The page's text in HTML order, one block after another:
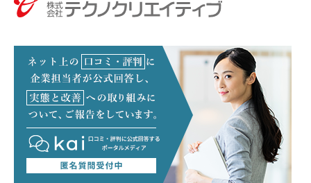
しかしながら、ご記入いただけなかった項目の内容次
個人情報の開示等のご請求及びお問合せについて
ご提出いただいた個人情報の開示・訂正・利用停止等
のご請求や、その他のお問合せに関しましては、下記
の「個人情報相談窓口」までご連絡下さい。
株式会社テクノクリエイティブ 個人情報相談窓口
電話：096-386-2360